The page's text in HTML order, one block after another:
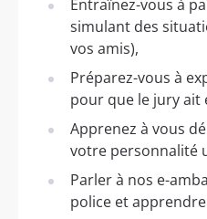
Entraînez-vous à
simulant des
vos amis),
Préparez-vous à
pour que le jury ait
Apprenez à vous
votre personnalité
Parler à nos e-
police et